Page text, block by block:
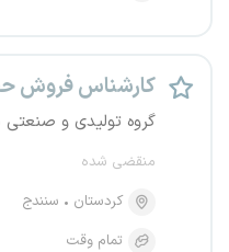
کارشناس فروش
گروه تولیدی و
منقضی شده
کردستان
سنندج
تمام وقت